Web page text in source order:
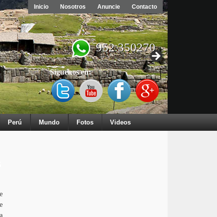
Inicio Nosotros Anuncie Contacto
952 350270
Síguenos en:
Perú Mundo Fotos Videos